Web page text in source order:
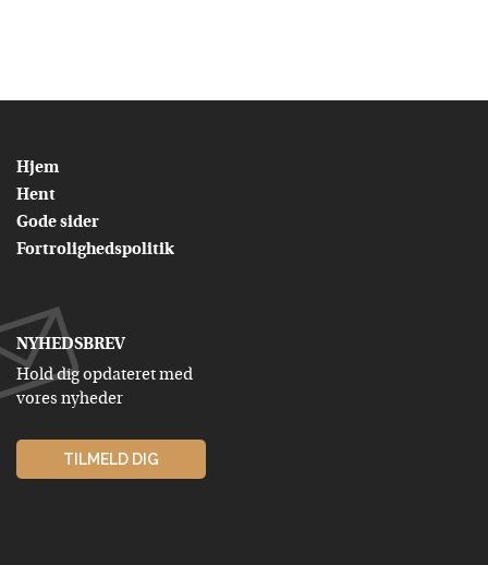
Hjem
Hent
Gode sider
Fortrolighedspolitik
NYHEDSBREV
Hold dig opdateret med
vores nyheder
TILMELD DIG